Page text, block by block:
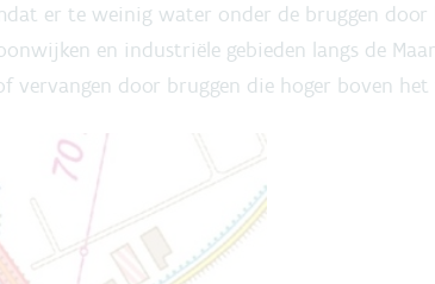
er te weinig water onder de bruggen
en industriële gebieden langs de
vervangen door bruggen die hoger boven